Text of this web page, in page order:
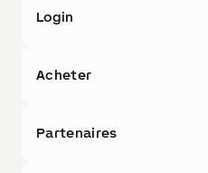
Login
Acheter
Partenaires